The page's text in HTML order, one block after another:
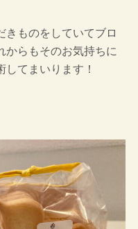
きものをしていてブロ
からもそのお気持ちに
てまいります！